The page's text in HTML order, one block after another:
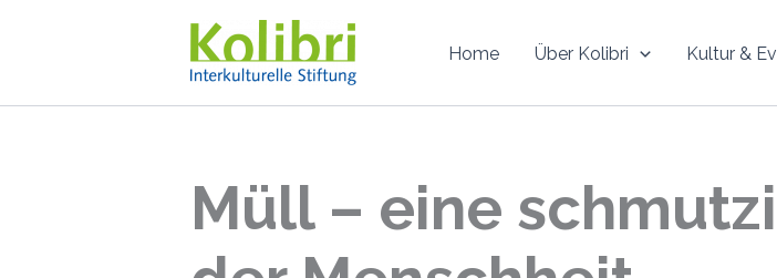
Home Über Kolibri Kultur &
Müll – eine